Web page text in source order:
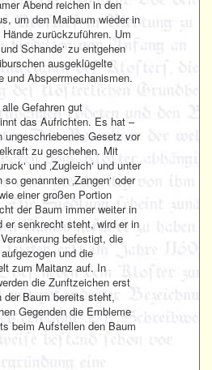
Abend reichen in den
um den Maibaum wieder in
zurückzuführen. Um
Schande‘ zu entgehen
ausgeklügelte
und Absperrmechanismen.
Gefahren gut
das Aufrichten. Es hat –
ungeschriebenes Gesetz vor
zu geschehen. Mit
und ‚Zugleich‘ und unter
genannten ‚Zangen‘ oder
einer großen Portion
der Baum immer weiter in
er senkrecht steht, wird er in
befestigt, die
und die
zum Maitanz auf. In
die Zunftzeichen erst
der Baum bereits steht,
Gegenden die Embleme
beim Aufstellen den Baum